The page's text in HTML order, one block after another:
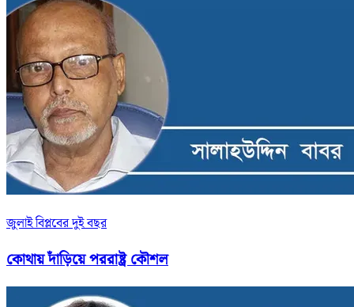
জুলাই বিপ্লবের দুই বছর
কোথায় দাঁড়িয়ে পররাষ্ট্র কৌশল